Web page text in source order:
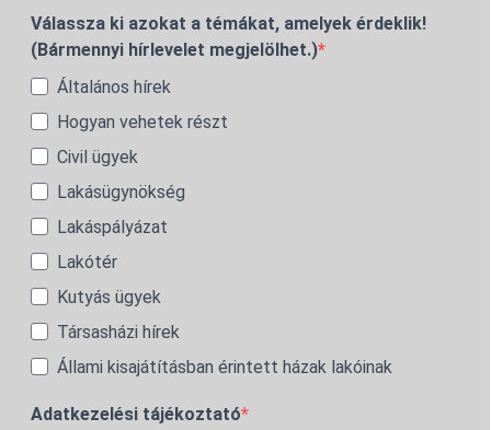
Válassza ki azokat a témákat, amelyek érdeklik!
(Bármennyi hírlevelet megjelölhet.)
Általános hírek
Hogyan vehetek részt
Civil ügyek
Lakásügynökség
Lakáspályázat
Lakótér
Kutyás ügyek
Társasházi hírek
Állami kisajátításban érintett házak lakóinak
Adatkezelési tájékoztató